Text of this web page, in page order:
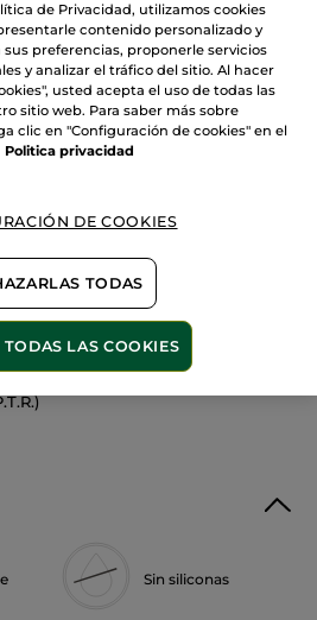
6,99€ 9,99€
A MI CESTA
el dinero
ventajas Yves Rocher son
Sin siliconas
de Privacidad, utilizamos cookies
contenido personalizado y
preferencias, proponerle servicios
y analizar el tráfico del sitio. Al hacer
usted acepta el uso de todas las
sitio web. Para saber más sobre
clic en "Configuración de cookies" en el
Politica privacidad
DE COOKIES
TODAS
TODAS LAS COOKIES